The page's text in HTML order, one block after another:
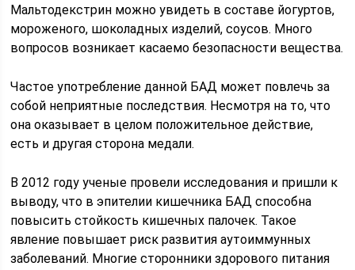
Мальтодекстрин можно увидеть в составе йогуртов,
мороженого, шоколадных изделий, соусов. Много
вопросов возникает касаемо безопасности вещества.
Частое употребление данной БАД может повлечь за
собой неприятные последствия. Несмотря на то, что
она оказывает в целом положительное действие,
есть и другая сторона медали.
В 2012 году ученые провели исследования и пришли к
выводу, что в эпителии кишечника БАД способна
повысить стойкость кишечных палочек. Такое
явление повышает риск развития аутоиммунных
заболеваний. Многие сторонники здорового питания